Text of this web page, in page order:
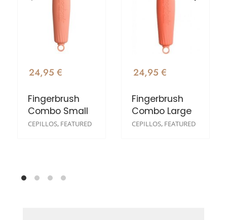
24,95 €
Fingerbrush
Combo Small
CEPILLOS, FEATURED
24,95 €
Fingerbrush
Combo Large
CEPILLOS, FEATURED